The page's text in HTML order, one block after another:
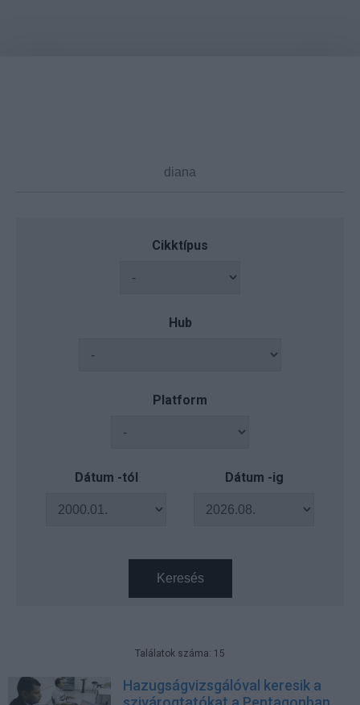
Cikktípus
Hub
Platform
Dátum -tól Dátum -ig
Keresés
Találatok száma: 15
Hazugságvizsgálóval keresik a